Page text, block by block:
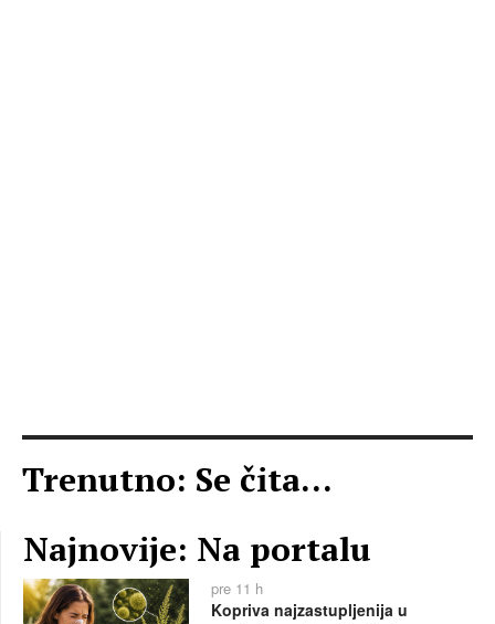
Trenutno: Se čita...
Najnovije: Na portalu
pre 11 h
Kopriva najzastupljenija u